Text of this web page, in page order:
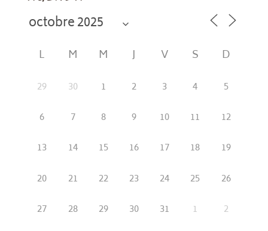
L M M J V S D
29 30 1 2 3 4
5
6
7 8 9 10 11
12
13
14 15 16 17 18
19
20
21 22 23 24 25
26
27
28 29 30 31 1 2